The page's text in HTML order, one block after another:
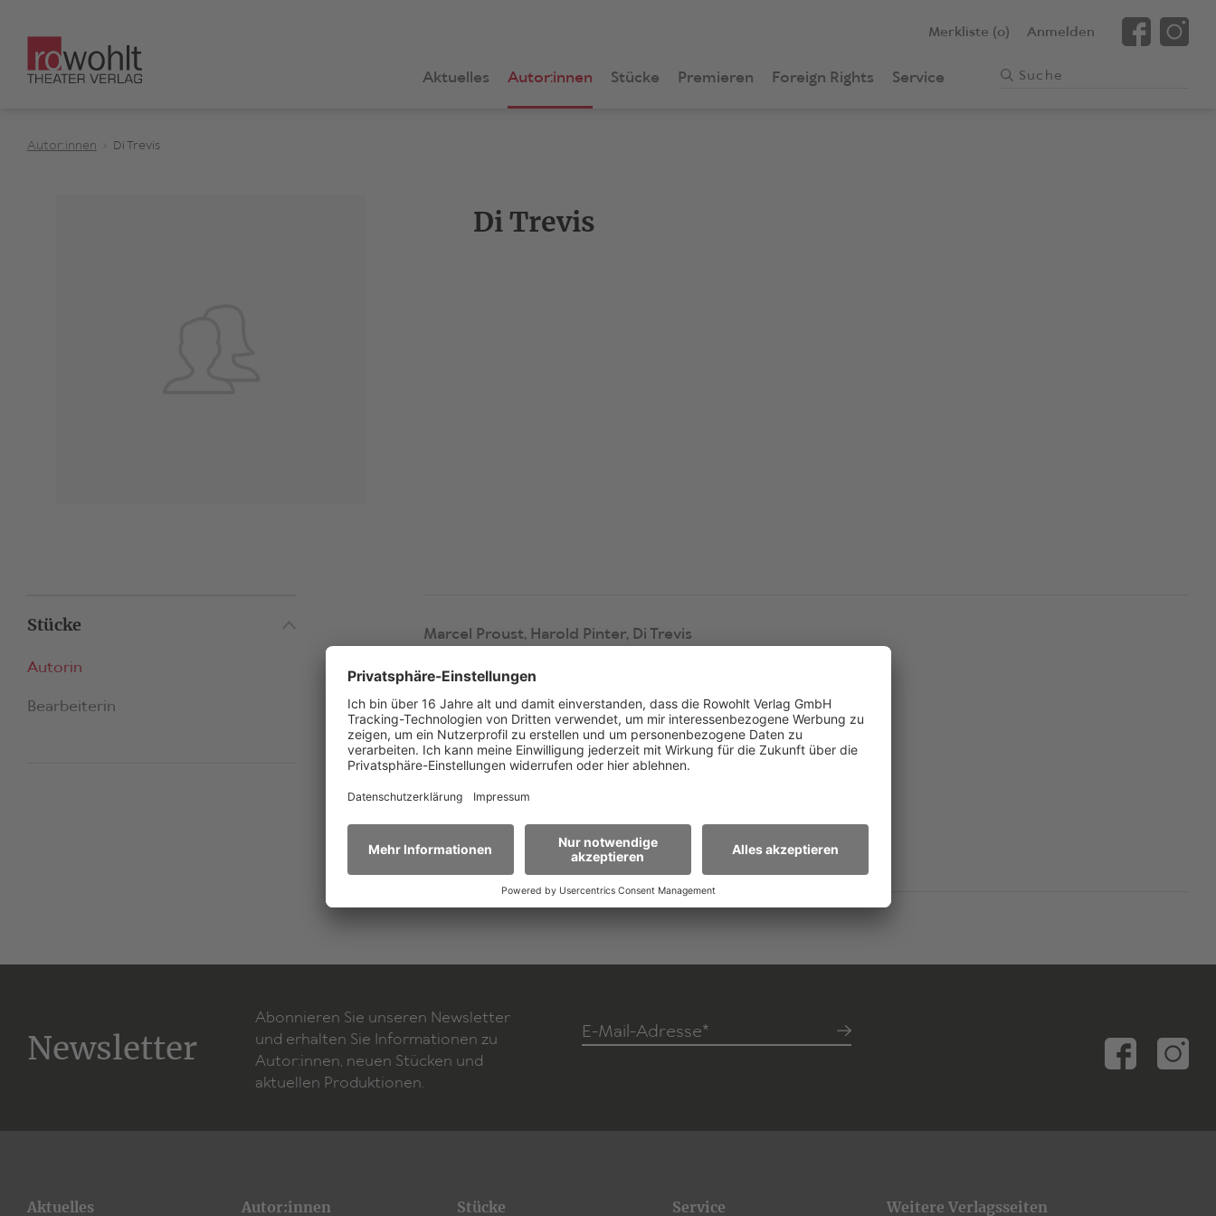
Merkliste (0) Anmelden
Aktuelles Autor:innen Stücke Premieren Foreign Rights Service
Autor:innen Di Trevis
Di Trevis
Stücke
Autorin
Bearbeiterin
Marcel Proust, Harold Pinter, Di Trevis
Auf der Suche nach der verlorenen Zeit
Deutsch vonIngrid Rencher
Bearbeitet vonHarold PinterundDi Trevis
14D / 12H
Zum Stück
Newsletter
Abonnieren Sie unseren Newsletter
und erhalten Sie Informationen zu
Autor:innen, neuen Stücken und
aktuellen Produktionen.
E-Mail-Adresse*
Aktuelles Autor:innen Stücke Service Weitere Verlagsseiten